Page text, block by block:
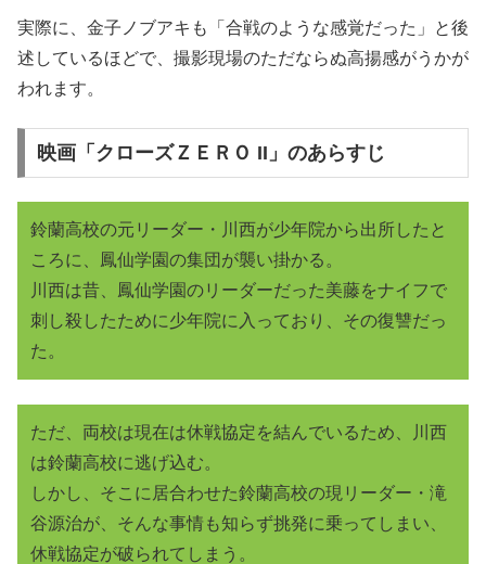
実際に、金子ノブアキも「合戦のような感覚だった」と後
述しているほどで、撮影現場のただならぬ高揚感がうかが
われます。
映画「クローズＺＥＲＯ II」のあらすじ
鈴蘭高校の元リーダー・川西が少年院から出所したと
ころに、鳳仙学園の集団が襲い掛かる。
川西は昔、鳳仙学園のリーダーだった美藤をナイフで
刺し殺したために少年院に入っており、その復讐だっ
た。
ただ、両校は現在は休戦協定を結んでいるため、川西
は鈴蘭高校に逃げ込む。
しかし、そこに居合わせた鈴蘭高校の現リーダー・滝
谷源治が、そんな事情も知らず挑発に乗ってしまい、
休戦協定が破られてしまう。